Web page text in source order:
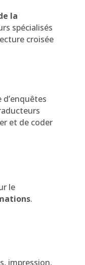
la
spécialisés
croisée
et de coder
le
.
impression,